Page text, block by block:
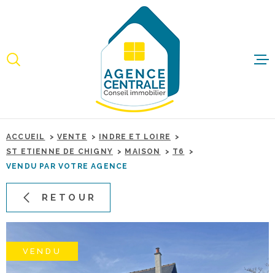
recherche
principal
ACCUEIL VENTE
INDRE ET LOIRE
ST ETIENNE DE CHIGNY
MAISON
T6
VENDU PAR VOTRE AGENCE
RETOUR
VENDU